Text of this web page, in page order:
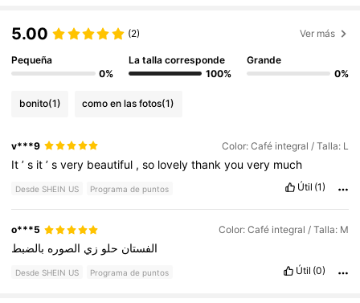
5.00 (2) Ver más
Pequeña
0%
La talla corresponde
100%
Grande
0%
bonito(1) como en las fotos(1)
v***9 Color: Café integral / Talla: L
It’s it’svery beautiful ,so lovelythankyouvery much
Desde SHEIN US Programa de puntos Útil (1)
o***5 Color: Café integral / Talla: M
الفستان حلو زي الصوره بالضبط
Desde SHEIN US Programa de puntos Útil (0)